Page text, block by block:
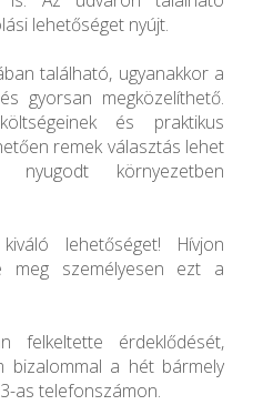
lehetőséget nyújt.
található, ugyanakkor a
gyorsan megközelíthető.
és praktikus
remek választás lehet
környezetben
lehetőséget! Hívjon
meg személyesen ezt a
felkeltette érdeklődését,
bizalommal a hét bármely
as telefonszámon.